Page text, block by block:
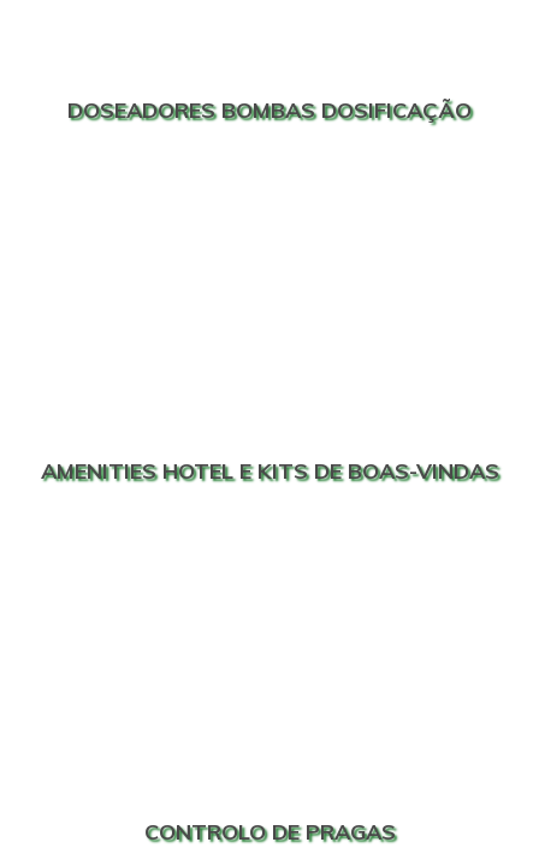
DOSEADORES BOMBAS DOSIFICAÇÃO
AMENITIES HOTEL E KITS DE BOAS-VINDAS
CONTROLO DE PRAGAS